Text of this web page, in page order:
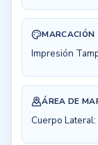
MARCACIÓN
Impresión
ÁREA DE
Cuerpo